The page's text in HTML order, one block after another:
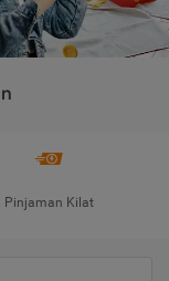
Pinjaman Kilat